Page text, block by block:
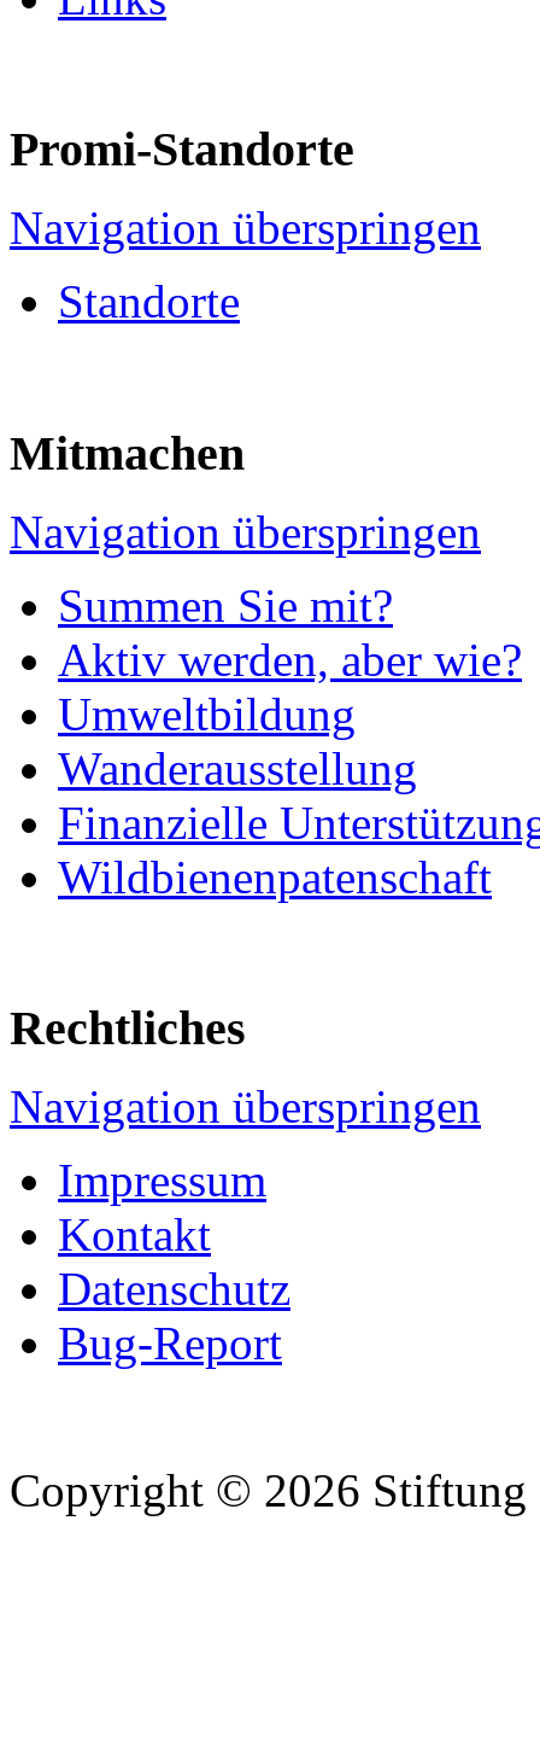
Promi-Standorte
Navigation überspringen
Standorte
Mitmachen
Navigation überspringen
Summen Sie mit?
Aktiv werden, aber wie?
Umweltbildung
Wanderausstellung
Finanzielle
Wildbienenpatenschaft
Rechtliches
Navigation überspringen
Impressum
Kontakt
Datenschutz
Bug-Report
Copyright © 2026 Stiftung